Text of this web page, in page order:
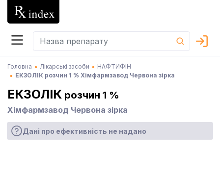
Головна Лікарські засоби
НАФТИФІН
ЕКЗОЛІК розчин 1 % Хімфармзавод Червона зірка
ЕКЗОЛІК розчин 1 %
Хімфармзавод Червона зірка
Дані про ефективність не надано